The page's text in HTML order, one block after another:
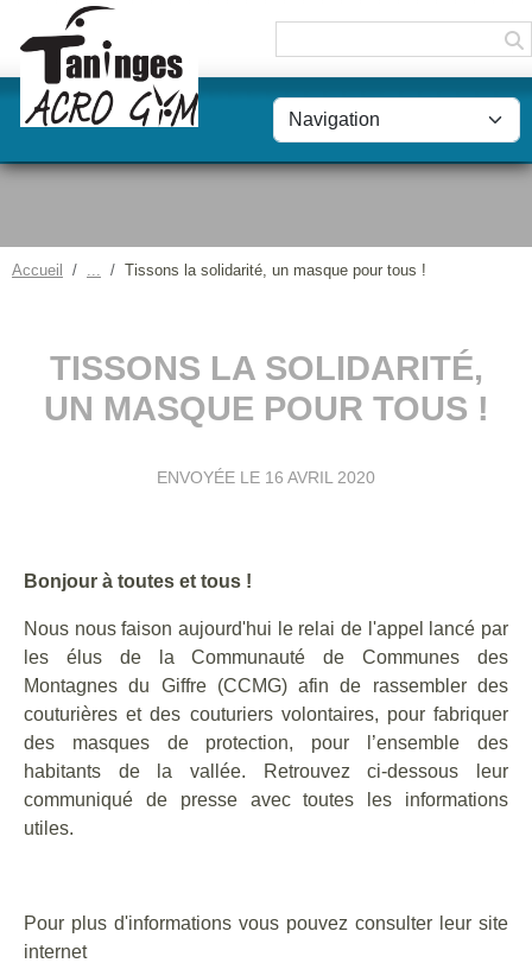
Accueil Tissons la solidarité, un masque pour tous !
TISSONS LA SOLIDARITÉ,
UN MASQUE POUR TOUS !
ENVOYÉE LE 16 AVRIL 2020
Bonjour à toutes et tous !
Nous nous faison aujourd'hui le relai de l'appel lancé par
les élus de la Communauté de Communes des
Montagnes du Giffre (CCMG) afin de rassembler des
couturières et des couturiers volontaires, pour fabriquer
des masques de protection, pour l’ensemble des
habitants de la vallée. Retrouvez ci-dessous leur
communiqué de presse avec toutes les informations
utiles.
Pour plus d'informations vous pouvez consulter leur site
internet
Panneau de gestion des cookies